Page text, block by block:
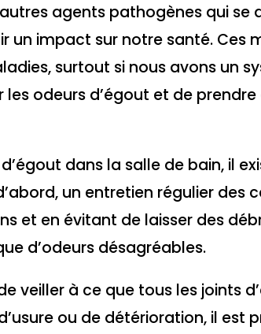
agents pathogènes qui
un impact sur notre santé. Ces
surtout si nous avons un
odeurs d’égout et de
dans la salle de bain, il
un entretien régulier des
et en évitant de laisser des
d’odeurs désagréables.
veiller à ce que tous les joints
ou de détérioration, il